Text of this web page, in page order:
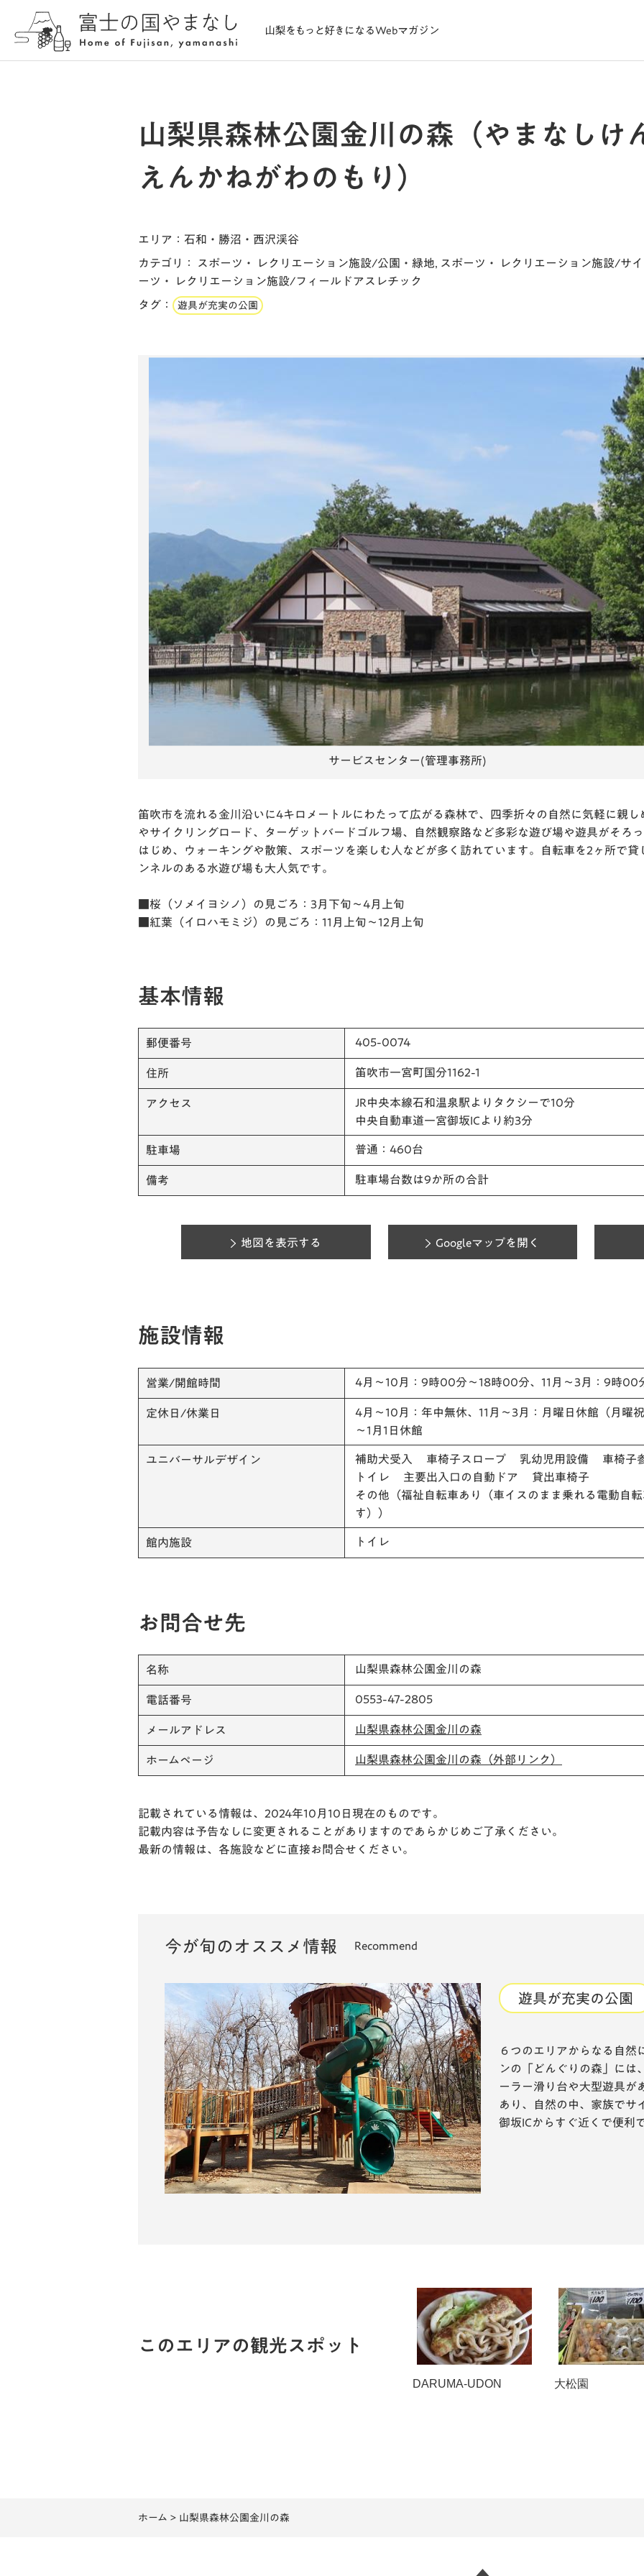
山梨県森林公園金川の森（やまなしけ
えんかねがわのもり）
エリア ：石和・勝沼・西沢渓谷
カテゴリ ： スポーツ・ レクリエーション施設/公園・緑地 スポーツ・ レクリエーション施設/サ
ーツ・ レクリエーション施設/フィールドアスレチック
タグ ： 遊具が充実の公園
サービスセンター(管理事務所)
サイクルカート（2人乗り）
小さい子も楽しめる水遊びスペース
ローラースライダーやアスレチックなどのいろいろな遊具があります
どんぐりの森には小川や木陰など涼しいエリアがあります
多くの動植物が見られる豊かな自然環境です
園内には古墳もあるんです！
さくらの森には花見台から様々な種類の桜を見ることができます
鯉に餌を与えることができます
笛吹市を流れる金川沿いに4キロメートルにわたって広がる森林で、四季折々の自然に気軽に親
やサイクリングロード、ターゲットバードゴルフ場、自然観察路など多彩な遊び場や遊具がそろ
はじめ、ウォーキングや散策、スポーツを楽しむ人などが多く訪れています。自転車を2ヶ所で貸
ンネルのある水遊び場も大人気です。
■桜（ソメイヨシノ）の見ごろ：3月下旬～4月上旬
■紅葉（イロハモミジ）の見ごろ：11月上旬～12月上旬
基本情報
郵便番号 405-0074
住所 笛吹市一宮町国分1162-1
アクセス
JR中央本線石和温泉駅よりタクシーで10分
中央自動車道一宮御坂ICより約3分
駐車場 普通：460台
備考 駐車場台数は9か所の合計
地図を表示する Googleマップを開く
施設情報
営業/開館時間 4月～10月：9時00分～18時00分、11月～3月：9時00
定休日/休業日
4月～10月：年中無休、11月～3月：月曜日休館（月曜
～1月1日休館
ユニバーサルデザイン
補助犬受入 車椅子スロープ 乳幼児用設備 車椅子
トイレ 主要出入口の自動ドア 貸出車椅子
その他（福祉自転車あり（車イスのまま乗れる電動自
す））
館内施設 トイレ
お問合せ先
名称 山梨県森林公園金川の森
電話番号 0553-47-2805
メールアドレス 山梨県森林公園金川の森
ホームページ 山梨県森林公園金川の森（外部リンク）
記載されている情報は、2024年10月10日現在のものです。
記載内容は予告なしに変更されることがありますのであらかじめご了承ください。
最新の情報は、各施設などに直接お問合せください。
今が旬のオススメ情報 Recommend
遊具が充実の公園
６つのエリアからなる自然
ンの「どんぐりの森」には
ーラー滑り台や大型遊具が
あり、自然の中、家族でサ
御坂ICからすぐ近くで便利
このエリアの観光スポット
DARUMA-UDON 大松園
ホーム > 山梨県森林公園金川の森